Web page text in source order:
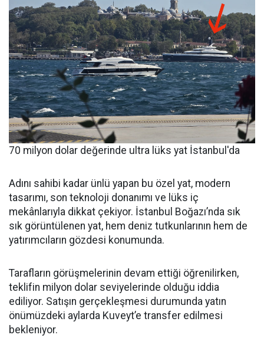
70 milyon dolar değerinde ultra lüks yat İstanbul'da
Adını sahibi kadar ünlü yapan bu özel yat, modern
tasarımı, son teknoloji donanımı ve lüks iç
mekânlarıyla dikkat çekiyor. İstanbul Boğazı’nda sık
sık görüntülenen yat, hem deniz tutkunlarının hem de
yatırımcıların gözdesi konumunda.
Tarafların görüşmelerinin devam ettiği öğrenilirken,
teklifin milyon dolar seviyelerinde olduğu iddia
ediliyor. Satışın gerçekleşmesi durumunda yatın
önümüzdeki aylarda Kuveyt’e transfer edilmesi
bekleniyor.